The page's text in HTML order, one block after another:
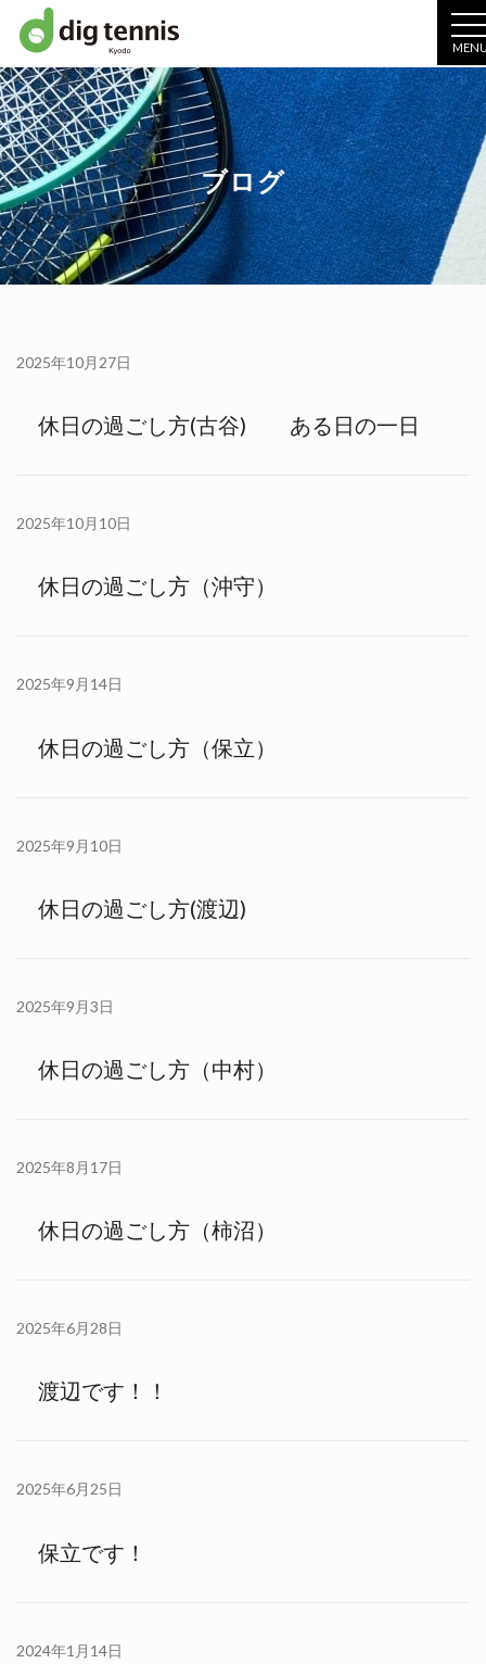
ブログ
2025年10月27日
休日の過ごし方(古谷) ある日の一日
2025年10月10日
休日の過ごし方（沖守）
2025年9月14日
休日の過ごし方（保立）
2025年9月10日
休日の過ごし方(渡辺)
2025年9月3日
休日の過ごし方（中村）
2025年8月17日
休日の過ごし方（柿沼）
2025年6月28日
渡辺です！！
2025年6月25日
保立です！
2024年1月14日